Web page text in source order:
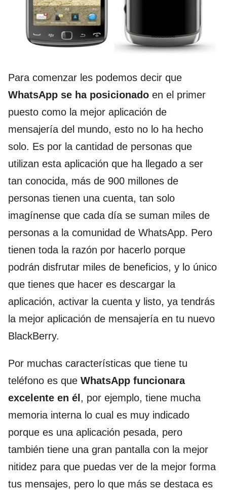
Para comenzar les podemos decir que
WhatsApp se ha posicionado en el primer
puesto como la mejor aplicación de
mensajería del mundo, esto no lo ha hecho
solo. Es por la cantidad de personas que
utilizan esta aplicación que ha llegado a ser
tan conocida, más de 900 millones de
personas tienen una cuenta, tan solo
imagínense que cada día se suman miles de
personas a la comunidad de WhatsApp. Pero
tienen toda la razón por hacerlo porque
podrán disfrutar miles de beneficios, y lo único
que tienes que hacer es descargar la
aplicación, activar la cuenta y listo, ya tendrás
la mejor aplicación de mensajería en tu nuevo
BlackBerry.
Por muchas características que tiene tu
teléfono es que WhatsApp funcionara
excelente en él , por ejemplo, tiene mucha
memoria interna lo cual es muy indicado
porque es una aplicación pesada, pero
también tiene una gran pantalla con la mejor
nitidez para que puedas ver de la mejor forma
tus mensajes, pero lo que más se destaca es